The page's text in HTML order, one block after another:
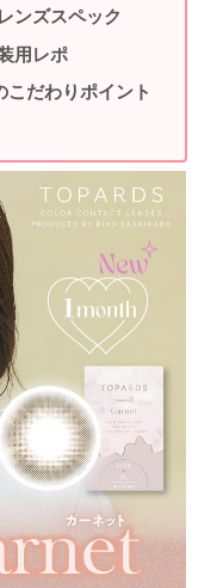
ンズスペック
用レポ
だわりポイント